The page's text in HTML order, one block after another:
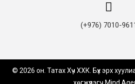
(+976) 7010-
© 2026 он. Татах Хүч ХХК. Бүх эрх